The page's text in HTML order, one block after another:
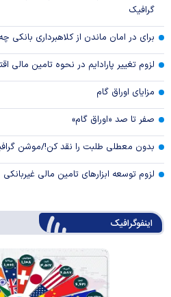
گرافیک
برای در امان ماندن از کلاهبرداری بانکی
لزوم تغییر پارادایم در نحوه تامین مالی
مزایای اوراق گام
صفر تا صد «اوراق گام»
بدون معطلی طلبت را نقد کن!/موشن
لزوم توسعه ابزارهای تامین مالی غیربانکی
اینفوگرافیک